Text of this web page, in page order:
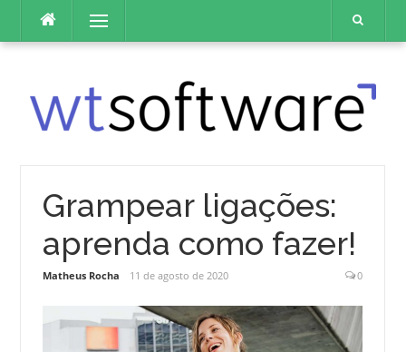
o
Menu
Grampear ligações:
aprenda como fazer!
Matheus Rocha 11 de agosto de 2020 0